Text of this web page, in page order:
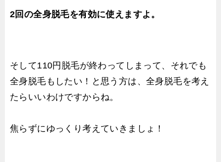
2回の全身脱毛を有効に使えますよ。
そして110円脱毛が終わってしまって、それでも
全身脱毛もしたい！と思う方は、全身脱毛を考え
たらいいわけですからね。
焦らずにゆっくり考えていきましょ！